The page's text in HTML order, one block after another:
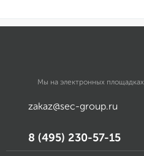
Мы на электронных площадках
zakaz@sec-group.ru
8 (495) 230-57-15